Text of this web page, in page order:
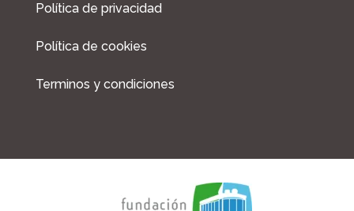
Política de privacidad
Política de cookies
Terminos y condiciones